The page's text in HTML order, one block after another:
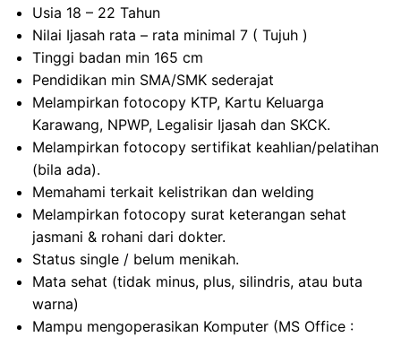
Usia 18 – 22 Tahun
Nilai Ijasah rata – rata minimal 7 ( Tujuh )
Tinggi badan min 165 cm
Pendidikan min SMA/SMK sederajat
Melampirkan fotocopy KTP, Kartu Keluarga
Karawang, NPWP, Legalisir Ijasah dan SKCK.
Melampirkan fotocopy sertifikat keahlian/pelatihan
(bila ada).
Memahami terkait kelistrikan dan welding
Melampirkan fotocopy surat keterangan sehat
jasmani & rohani dari dokter.
Status single / belum menikah.
Mata sehat (tidak minus, plus, silindris, atau buta
warna)
Mampu mengoperasikan Komputer (MS Office :